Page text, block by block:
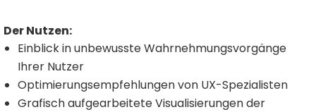
Der Nutzen:
Einblick in unbewusste Wahrnehmungsvorgänge
Ihrer Nutzer
Optimierungsempfehlungen von UX-Spezialisten
Grafisch aufgearbeitete Visualisierungen der